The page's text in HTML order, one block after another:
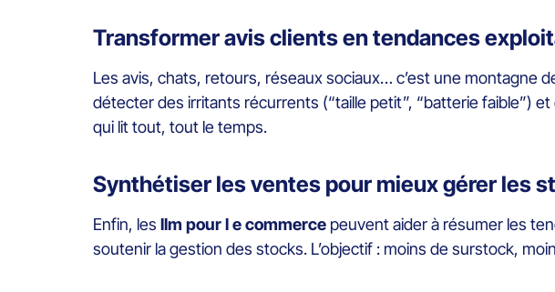
Transformer avis clients en tendances
Les avis, chats, retours, réseaux sociaux… c’est une montagne
détecter des irritants récurrents (“taille petit”, “batterie faible”)
qui lit tout, tout le temps.
Synthétiser les ventes pour mieux gérer les
Enfin, les llm pour l e commerce peuvent aider à résumer les
soutenir la gestion des stocks. L’objectif : moins de surstock,